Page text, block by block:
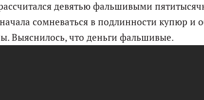
девятью фальшивыми
сомневаться в подлинности купюр и
Выяснилось, что деньги фальшивые.